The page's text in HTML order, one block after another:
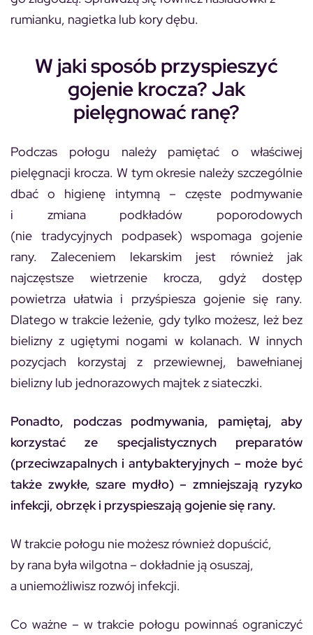
rumianku, nagietka lub kory dębu.
W jaki sposób przyspieszyć
gojenie krocza? Jak
pielęgnować ranę?
Podczas połogu należy pamiętać o właściwej
pielęgnacji krocza. W tym okresie należy szczególnie
dbać o higienę intymną – częste podmywanie
i zmiana podkładów poporodowych
(nie tradycyjnych podpasek) wspomaga gojenie
rany. Zaleceniem lekarskim jest również jak
najczęstsze wietrzenie krocza, gdyż dostęp
powietrza ułatwia i przyśpiesza gojenie się rany.
Dlatego w trakcie leżenie, gdy tylko możesz, leż bez
bielizny z ugiętymi nogami w kolanach. W innych
pozycjach korzystaj z przewiewnej, bawełnianej
bielizny lub jednorazowych majtek z siateczki.
Ponadto, podczas podmywania, pamiętaj, aby
korzystać ze specjalistycznych preparatów
(przeciwzapalnych i antybakteryjnych – może być
także zwykłe, szare mydło) – zmniejszają ryzyko
infekcji, obrzęk i przyspieszają gojenie się rany.
W trakcie połogu nie możesz również dopuścić,
by rana była wilgotna – dokładnie ją osuszaj,
a uniemożliwisz rozwój infekcji.
Co ważne – w trakcie połogu powinnaś ograniczyć